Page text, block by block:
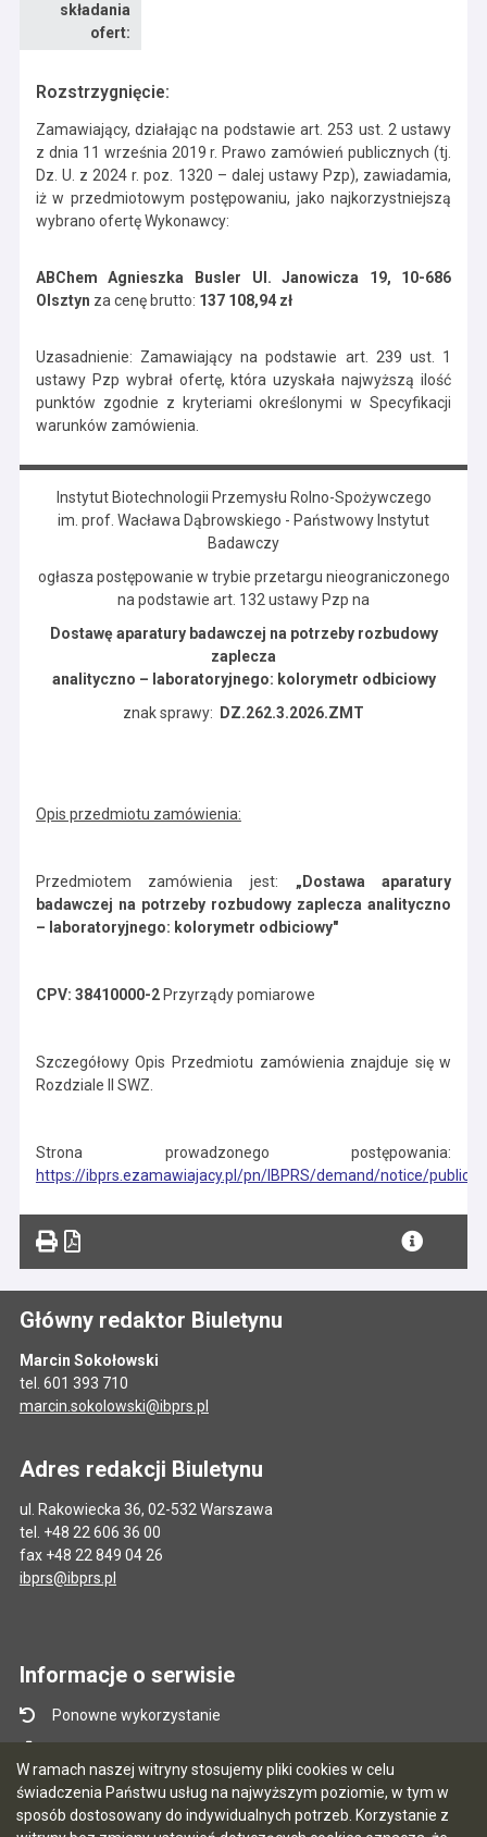
W ramach naszej witryny stosujemy pliki cookies w celu
świadczenia Państwu usług na najwyższym poziomie, w tym w
sposób dostosowany do indywidualnych potrzeb. Korzystanie z
składania
ofert:
Rozstrzygnięcie:
Zamawiający, działając na podstawie art. 253 ust. 2 ustawy
z dnia 11 września 2019 r. Prawo zamówień publicznych (tj.
Dz. U. z 2024 r. poz. 1320 – dalej ustawy Pzp), zawiadamia,
iż w przedmiotowym postępowaniu, jako najkorzystniejszą
wybrano ofertę Wykonawcy:
ABChem Agnieszka Busler Ul. Janowicza 19, 10-686
Olsztyn za cenę brutto: 137 108,94 zł
Uzasadnienie: Zamawiający na podstawie art. 239 ust. 1
ustawy Pzp wybrał ofertę, która uzyskała najwyższą ilość
punktów zgodnie z kryteriami określonymi w Specyfikacji
warunków zamówienia.
Instytut Biotechnologii Przemysłu Rolno-Spożywczego
im. prof. Wacława Dąbrowskiego - Państwowy Instytut
Badawczy
ogłasza postępowanie w trybie przetargu nieograniczonego
na podstawie art. 132 ustawy Pzp na
Dostawę aparatury badawczej na potrzeby rozbudowy
zaplecza
analityczno – laboratoryjnego: kolorymetr odbiciowy
znak sprawy:
DZ.262.3.2026.ZMT
Opis przedmiotu zamówienia:
Przedmiotem zamówienia jest: „Dostawa aparatury
badawczej na potrzeby rozbudowy zaplecza analityczno
– laboratoryjnego: kolorymetr odbiciowy"
CPV: 38410000-2Przyrządy pomiarowe
Szczegółowy Opis Przedmiotu zamówienia znajduje się w
Rozdziale II SWZ.
Strona prowadzonego postępowania:
https://ibprs.ezamawiajacy.pl/pn/IBPRS/demand/notice/public/
Główny redaktor Biuletynu
Marcin Sokołowski
tel. 601 393 710
marcin.sokolowski@ibprs.pl
Adres redakcji Biuletynu
ul. Rakowiecka 36, 02-532 Warszawa
tel. +48 22 606 36 00
fax +48 22 849 04 26
ibprs@ibprs.pl
Informacje o serwisie
Ponowne wykorzystanie
Instrukcja obsługi
Statystyki oglądalności